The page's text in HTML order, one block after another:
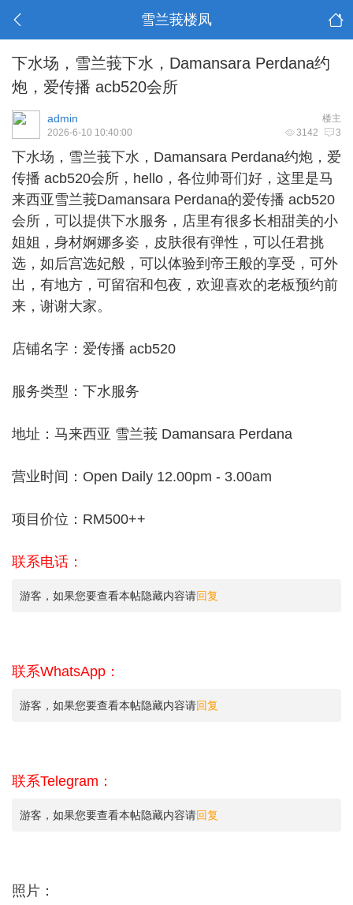
雪兰莪楼凤
下水场，雪兰莪下水，Damansara Perdana约
炮，爱传播 acb520会所
楼主
admin
3142 3
2026-6-10 10:40:00
下水场， 雪兰莪下水 ，Damansara Perdana约炮，爱
传播 acb520会所，hello，各位帅哥们好，这里是马
来西亚雪兰莪Damansara Perdana的爱传播 acb520
会所，可以提供下水服务，店里有很多长相甜美的小
姐姐，身材婀娜多姿，皮肤很有弹性，可以任君挑
选，如后宫选妃般，可以体验到帝王般的享受，可外
出，有地方，可留宿和包夜，欢迎喜欢的老板预约前
来，谢谢大家。
店铺名字：爱传播 acb520
服务类型：下水服务
地址：马来西亚 雪兰莪 Damansara Perdana
营业时间：Open Daily 12.00pm - 3.00am
项目价位：RM500++
联系电话：
游客，如果您要查看本帖隐藏内容请回复
联系WhatsApp：
游客，如果您要查看本帖隐藏内容请回复
联系Telegram：
游客，如果您要查看本帖隐藏内容请回复
照片：